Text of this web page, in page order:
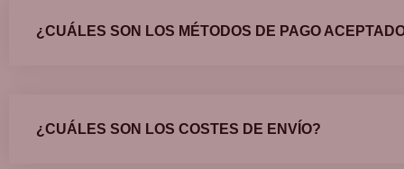
¿CUÁLES SON LOS MÉTODOS DE PAGO
¿CUÁLES SON LOS COSTES DE ENVÍO?